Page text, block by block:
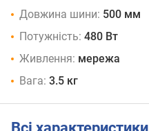
Довжина шини: 500 мм
Потужність: 480 Вт
Живлення: мережа
Вага: 3.5 кг